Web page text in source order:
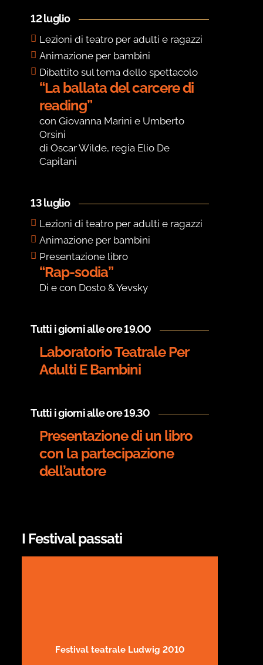
12 luglio
Lezioni di teatro per adulti e ragazzi
Animazione per bambini
Dibattito sul tema dello spettacolo
“La ballata del carcere di
reading”
con Giovanna Marini e Umberto
Orsini
di Oscar Wilde, regia Elio De
Capitani
13 luglio
Lezioni di teatro per adulti e ragazzi
Animazione per bambini
Presentazione libro
“Rap-sodia”
Di e con Dosto & Yevsky
Tutti i giorni alle ore 19.00
Laboratorio Teatrale Per
Adulti E Bambini
Tutti i giorni alle ore 19.30
Presentazione di un libro
con la partecipazione
dell’autore
I Festival passati
Festival teatrale Ludwig 2010